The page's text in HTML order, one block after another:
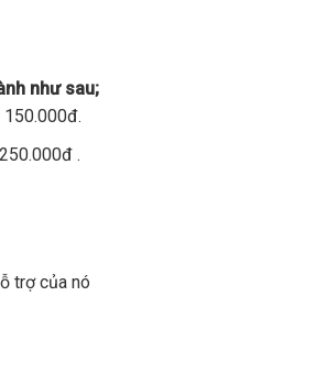
như sau;
150.000đ.
.
trợ của nó